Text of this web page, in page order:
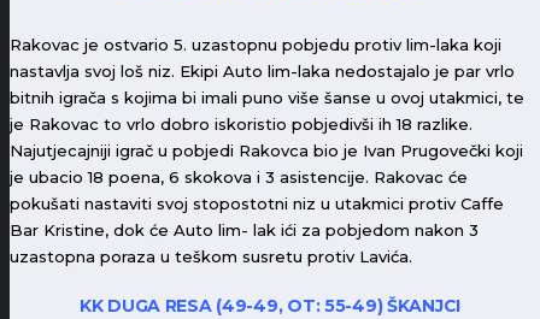
Rakovac je ostvario 5. uzastopnu pobjedu protiv lim-laka koji
nastavlja svoj loš niz. Ekipi Auto lim-laka nedostajalo je par vrlo
bitnih igrača s kojima bi imali puno više šanse u ovoj utakmici, te
je Rakovac to vrlo dobro iskoristio pobjedivši ih 18 razlike.
Najutjecajniji igrač u pobjedi Rakovca bio je Ivan Prugovečki koji
je ubacio 18 poena, 6 skokova i 3 asistencije. Rakovac će
pokušati nastaviti svoj stopostotni niz u utakmici protiv Caffe
Bar Kristine, dok će Auto lim- lak ići za pobjedom nakon 3
uzastopna poraza u teškom susretu protiv Lavića.
KK DUGA RESA (49-49, OT: 55-49) ŠKANJCI